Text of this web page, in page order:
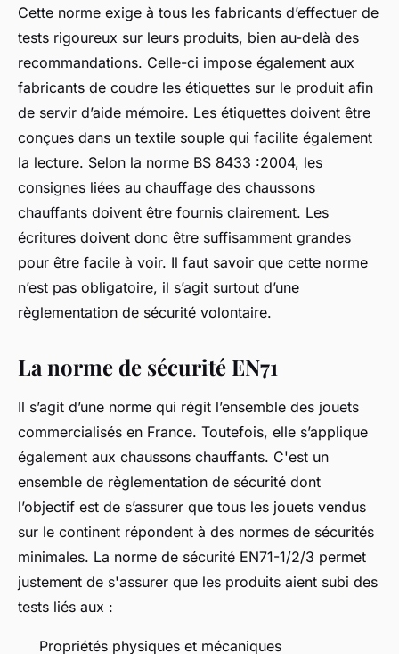
Cette norme exige à tous les fabricants d’effectuer de
tests rigoureux sur leurs produits, bien au-delà des
recommandations. Celle-ci impose également aux
fabricants de coudre les étiquettes sur le produit afin
de servir d’aide mémoire. Les étiquettes doivent être
conçues dans un textile souple qui facilite également
la lecture. Selon la norme BS 8433 :2004, les
consignes liées au chauffage des chaussons
chauffants doivent être fournis clairement. Les
écritures doivent donc être suffisamment grandes
pour être facile à voir. Il faut savoir que cette norme
n’est pas obligatoire, il s’agit surtout d’une
règlementation de sécurité volontaire.
La norme de sécurité EN71
Il s’agit d’une norme qui régit l’ensemble des jouets
commercialisés en France. Toutefois, elle s’applique
également aux chaussons chauffants. C'est un
ensemble de règlementation de sécurité dont
l’objectif est de s’assurer que tous les jouets vendus
sur le continent répondent à des normes de sécurités
minimales. La norme de sécurité EN71-1/2/3 permet
justement de s'assurer que les produits aient subi des
tests liés aux :
Propriétés physiques et mécaniques